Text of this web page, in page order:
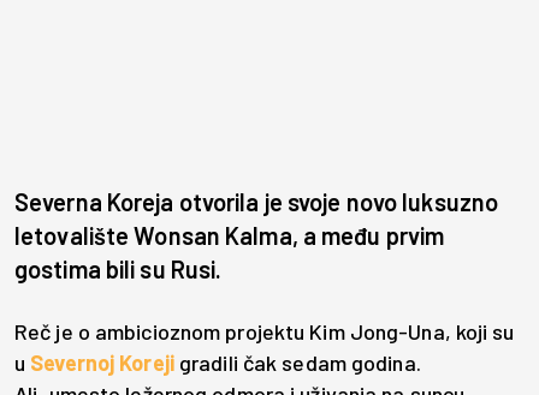
Severna Koreja otvorila je svoje novo luksuzno
letovalište Wonsan Kalma, a među prvim
gostima bili su Rusi.
Reč je o ambicioznom projektu Kim Jong-Una, koji su
u Severnoj Korejigradili čak sedam godina.